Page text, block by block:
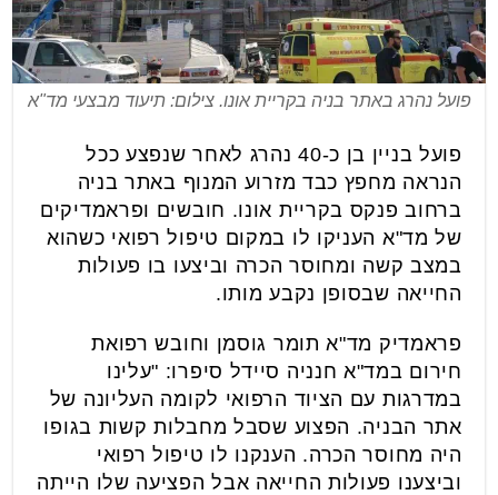
פועל נהרג באתר בניה בקריית אונו. צילום: תיעוד מבצעי מד"א
פועל בניין בן כ-40 נהרג לאחר שנפצע ככל
הנראה מחפץ כבד מזרוע המנוף באתר בניה
ברחוב פנקס בקריית אונו. חובשים ופראמדיקים
של מד"א העניקו לו במקום טיפול רפואי כשהוא
במצב קשה ומחוסר הכרה וביצעו בו פעולות
החייאה שבסופן נקבע מותו.
פראמדיק מד"א תומר גוסמן וחובש רפואת
חירום במד"א חנניה סיידל סיפרו: "עלינו
במדרגות עם הציוד הרפואי לקומה העליונה של
אתר הבניה. הפצוע שסבל מחבלות קשות בגופו
היה מחוסר הכרה. הענקנו לו טיפול רפואי
וביצענו פעולות החייאה אבל הפציעה שלו הייתה